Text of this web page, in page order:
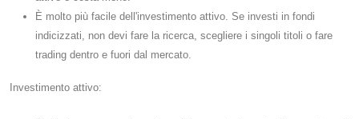
È molto più facile dell'investimento attivo. Se investi in fondi
indicizzati, non devi fare la ricerca, scegliere i singoli titoli o fare
trading dentro e fuori dal mercato.
Investimento attivo: